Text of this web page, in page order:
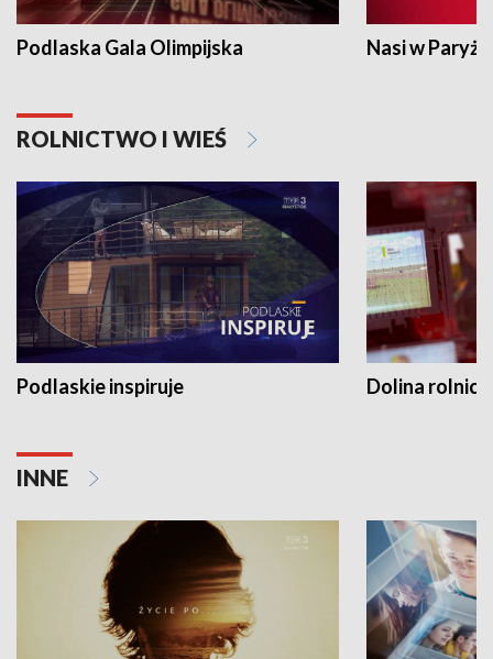
Podlaska Gala Olimpijska Nasi w Paryżu
ROLNICTWO I WIEŚ
Podlaskie inspiruje Dolina
INNE